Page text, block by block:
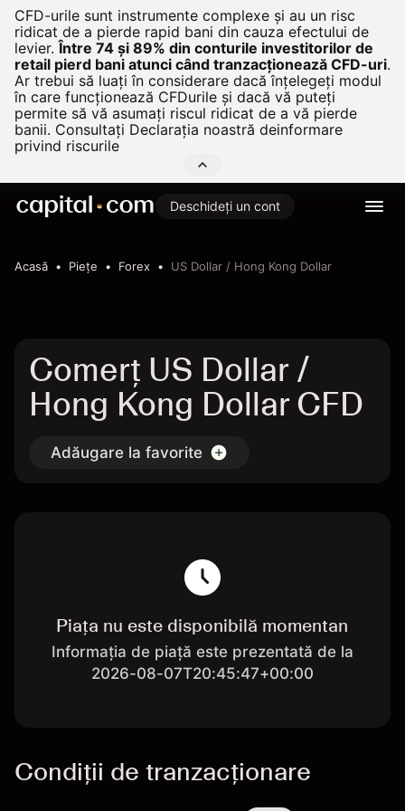
CFD-urile sunt instrumente complexe și au un risc
ridicat de a pierde rapid bani din cauza efectului de
levier. Între 74 și 89% din conturile investitorilor de
retail pierd bani atunci când tranzacționează CFD-uri.
Ar trebui să luați în considerare dacă înțelegeți modul
în care funcționează CFDurile și dacă vă puteți
permite să vă asumați riscul ridicat de a vă pierde
banii. Consultați Declarația noastră deinformare
privind riscurile
Deschideți un cont
Acasă Pieţe Forex US Dollar / Hong Kong Dollar
Comerț US Dollar /
Hong Kong Dollar CFD
Adăugare la favorite
Piața nu este disponibilă momentan
Informația de piață este prezentată de la
2026-08-07T20:45:47+00:00
Condiții de tranzacționare